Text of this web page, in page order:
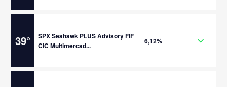
39°
SPX Seahawk PLUS Advisory FIF
CIC Multimercad...
6,12%